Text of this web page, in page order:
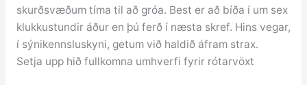
skurðsvæðum tíma til að gróa. Best er að bíða í um sex
klukkustundir áður en þú ferð í næsta skref. Hins vegar,
í sýnikennsluskyni, getum við haldið áfram strax.
Setja upp hið fullkomna umhverfi fyrir rótarvöxt